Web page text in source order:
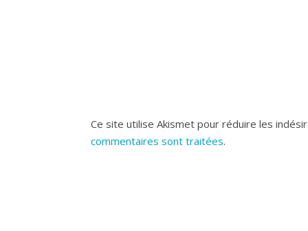
Ce site utilise Akismet pour réduire les
commentaires sont traitées.